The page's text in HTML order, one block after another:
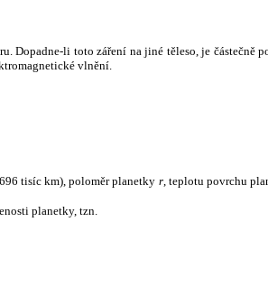
li toto záření na jiné těleso, je částečně
vlnění.
tisíc km), poloměr planetky r, teplotu povrchu
planetky, tzn.